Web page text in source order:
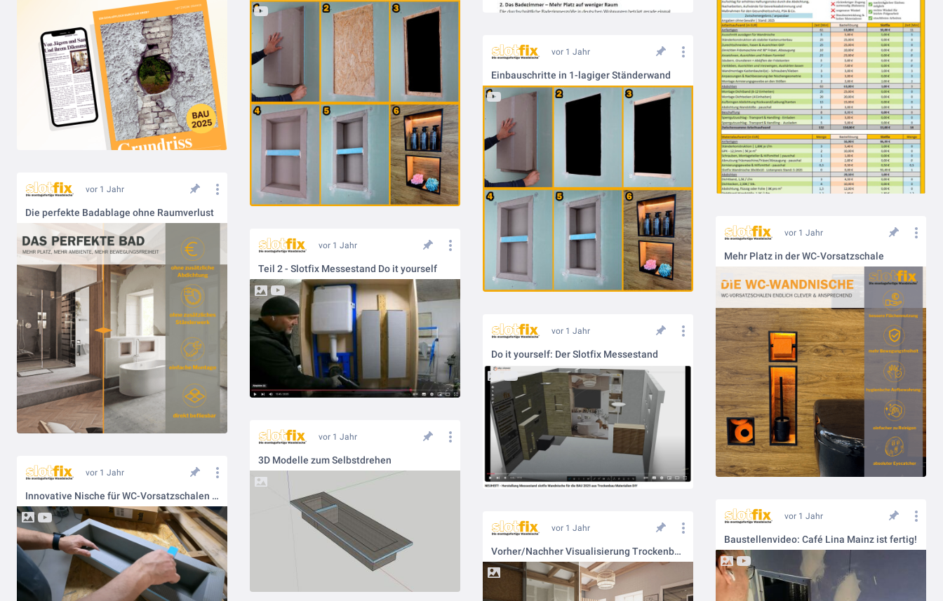
vor 1 Jahr
Einbauschritte in 1-lagiger Ständerwand
vor 1 Jahr
Die perfekte Badablage ohne Raumverlust
vor 1 Jahr
Mehr Platz in der WC-Vorsatzschale
vor 1 Jahr
Teil 2 - Slotfix Messestand Do it yourself
vor 1 Jahr
Do it yourself: Der Slotfix Messestand
vor 1 Jahr
3D Modelle zum Selbstdrehen
vor 1 Jahr
Innovative Nische für WC-Vorsatzschalen und Anpassung dieser
vor 1 Jahr
Baustellenvideo: Café Lina Mainz ist fertig!
vor 1 Jahr
Vorher/Nachher Visualisierung Trockenbau